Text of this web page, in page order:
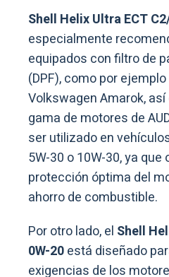
Shell Helix Ultra ECT
especialmente
equipados con filtro de
(DPF), como por
Volkswagen Amarok,
gama de motores de
ser utilizado en
5W-30 o 10W-30, ya que
protección óptima del
ahorro de combustible.
Por otro lado, el Shell
0W-20está diseñado
exigencias de los